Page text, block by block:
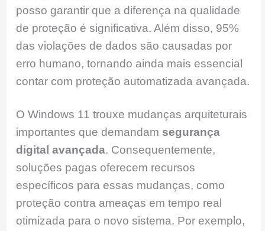
posso garantir que a diferença na qualidade
de proteção é significativa. Além disso, 95%
das violações de dados são causadas por
erro humano, tornando ainda mais essencial
contar com proteção automatizada avançada.
O Windows 11 trouxe mudanças arquiteturais
importantes que demandam segurança
digital avançada. Consequentemente,
soluções pagas oferecem recursos
específicos para essas mudanças, como
proteção contra ameaças em tempo real
otimizada para o novo sistema. Por exemplo,